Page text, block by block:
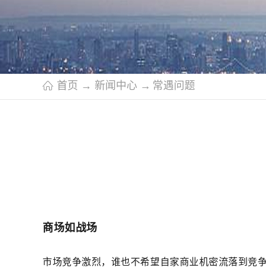
首页 → 新闻中心 → 常遇问题
商场如战场
市场竞争激烈，谁也不希望自家商业机密流落到竞